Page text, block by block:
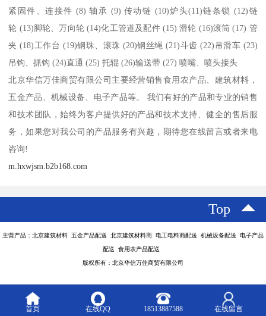
紧固件、连接件 (8) 轴承 (9) 传动链 (10)炉头(11)链条锁 (12)链
轮 (13)脚轮、万向轮 (14)化工管道及配件 (15) 滑轮 (16)滚筒 (17) 管
夹 (18)工作台 (19)钢珠、滚珠 (20)钢丝绳 (21)斗齿 (22)吊滑车 (23)
吊钩、抓钩 (24)直通 (25) 托辊 (26)输送带 (27) 喷嘴、喷头接头
北京华信万佳商贸有限公司主要经营销售食用农产品、建筑材料，
五金产品、机械设备、电子产品等。 我们有好的产品和专业的销售
和技术团队，始终为客户提供好的产品和技术支持、健全的售后服
务，如果您对我公司的产品服务有兴趣，期待您在线留言或者来电
咨询!
m.hxwjsm.b2b168.com
Top
主营产品：北京建筑材料 五金产品配送 北京建筑材料商 电工电料商配送 机械设备配送 电子产品
配送 食用农产品配送
版权所有：北京华信万佳商贸有限公司
首页 在线QQ 18513887588 在线留言